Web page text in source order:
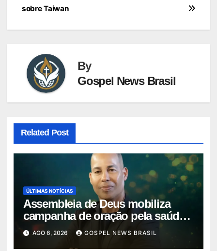
Post
sobre Taiwan
By
Gospel News Brasil
Related Post
ÚLTIMAS NOTÍCIAS
Assembleia de Deus mobiliza
campanha de oração pela saúde
do pas…
AGO 6, 2026 GOSPEL NEWS BRASIL